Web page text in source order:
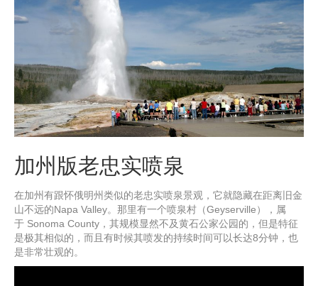
加州版老忠实喷泉
在加州有跟怀俄明州类似的老忠实喷泉景观，它就隐藏在距离旧金
山不远的Napa Valley。那里有一个喷泉村（Geyserville），属
于 Sonoma County，其规模显然不及黄石公家公园的，但是特征
是极其相似的，而且有时候其喷发的持续时间可以长达8分钟，也
是非常壮观的。